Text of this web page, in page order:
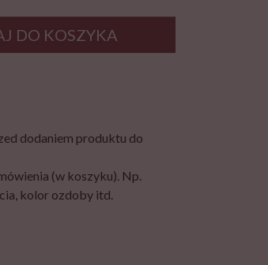
DO KOSZYKA
dodaniem produktu do
(w koszyku). Np.
kolor ozdoby itd.